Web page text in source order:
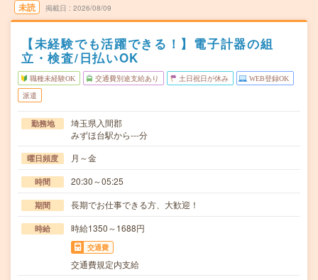
未読 掲載日 2026/08/09
【未経験でも活躍できる！】電子計器の組
立・検査/日払いOK
職種未経験OK 交通費別途支給あり 土日祝日が休み WEB登録OK
派遣
勤務地
埼玉県入間郡
みずほ台駅から---分
曜日頻度 月～金
時間 20:30～05:25
期間 長期でお仕事できる方、大歓迎！
時給 時給1350～1688円
交通費
交通費規定内支給